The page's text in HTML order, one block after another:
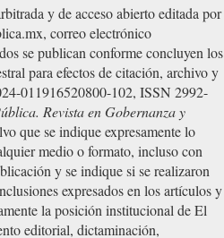
y de acceso abierto editada por
correo electrónico
se publican conforme concluyen los
para efectos de citación, archivo y
011916520800-102, ISSN 2992-
Revista en Gobernanza y
que se indique expresamente lo
medio o formato, incluso con
y se indique si se realizaron
expresados en los artículos y
la posición institucional de El
editorial, dictaminación,